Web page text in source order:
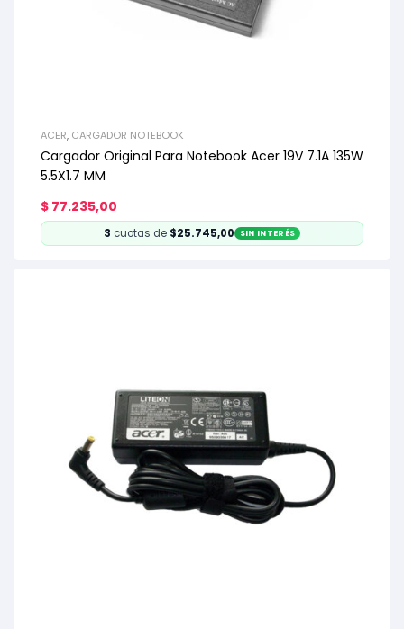
ACER, CARGADOR NOTEBOOK
Cargador Original Para Notebook Acer 19V 7.1A 135W
5.5X1.7 MM
$ 77.235,00
3 cuotas de $25.745,00 SIN INTERÉS